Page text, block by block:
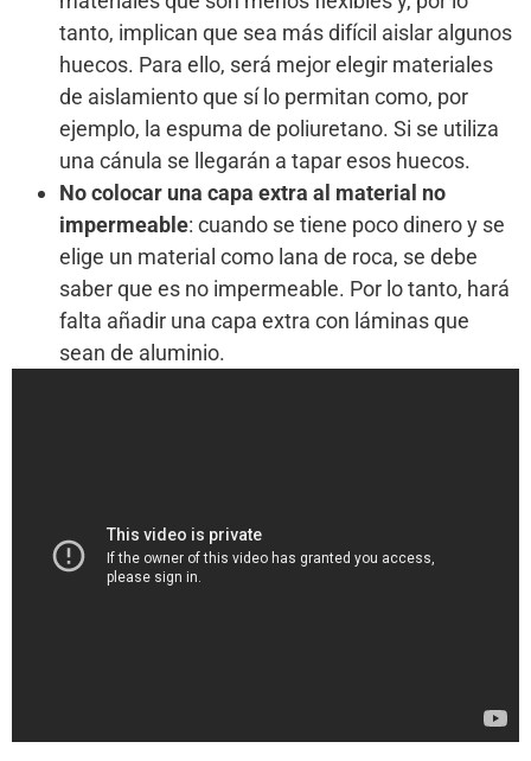
tanto, implican que sea más difícil aislar algunos
huecos. Para ello, será mejor elegir materiales
de aislamiento que sí lo permitan como, por
ejemplo, la espuma de poliuretano. Si se utiliza
una cánula se llegarán a tapar esos huecos.
No colocar una capa extra al material no
impermeable: cuando se tiene poco dinero y se
elige un material como lana de roca, se debe
saber que es no impermeable. Por lo tanto, hará
falta añadir una capa extra con láminas que
sean de aluminio.